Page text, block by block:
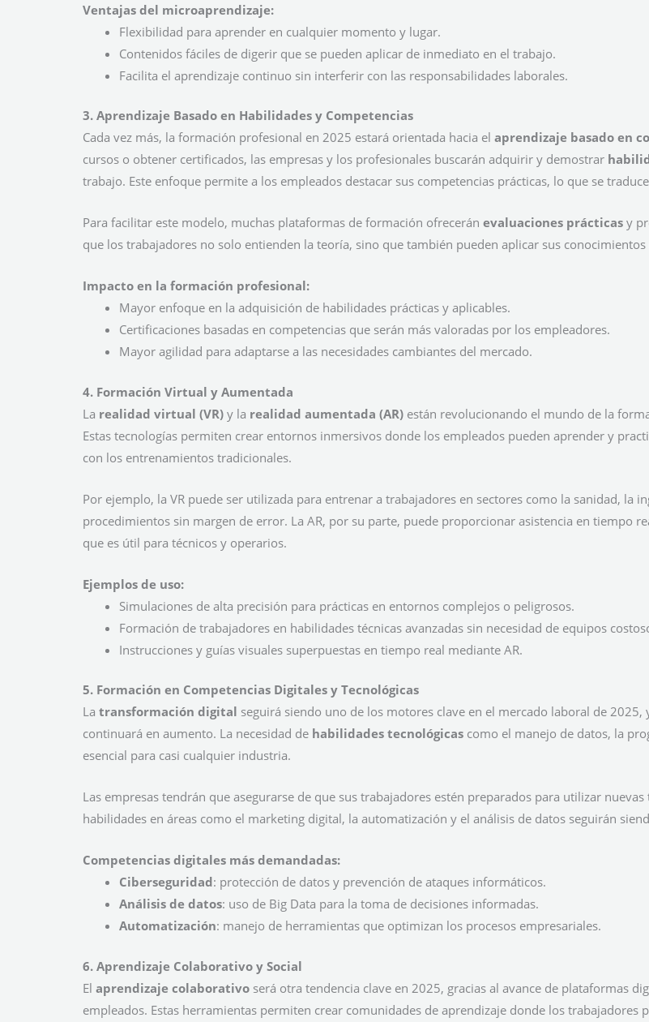
Ventajas del microaprendizaje:
Flexibilidad para aprender en cualquier momento y lugar.
Contenidos fáciles de digerir que se pueden aplicar de inmediato en el trabajo.
Facilita el aprendizaje continuo sin interferir con las responsabilidades laborales.
3. Aprendizaje Basado en Habilidades y Competencias
Cada vez más, la formación profesional en 2025 estará orientada hacia el aprendizaje basado en
cursos o obtener certificados, las empresas y los profesionales buscarán adquirir y demostrar
trabajo. Este enfoque permite a los empleados destacar sus competencias prácticas, lo que se
Para facilitar este modelo, muchas plataformas de formación ofrecerán evaluaciones prácticas y
que los trabajadores no solo entienden la teoría, sino que también pueden aplicar sus conocimientos
Impacto en la formación profesional:
Mayor enfoque en la adquisición de habilidades prácticas y aplicables.
Certificaciones basadas en competencias que serán más valoradas por los empleadores.
Mayor agilidad para adaptarse a las necesidades cambiantes del mercado.
4. Formación Virtual y Aumentada
La realidad virtual (VR) y la realidad aumentada (AR) están revolucionando el mundo de la
Estas tecnologías permiten crear entornos inmersivos donde los empleados pueden aprender y
con los entrenamientos tradicionales.
Por ejemplo, la VR puede ser utilizada para entrenar a trabajadores en sectores como la sanidad, la
procedimientos sin margen de error. La AR, por su parte, puede proporcionar asistencia en tiempo
que es útil para técnicos y operarios.
Ejemplos de uso:
Simulaciones de alta precisión para prácticas en entornos complejos o peligrosos.
Formación de trabajadores en habilidades técnicas avanzadas sin necesidad de equipos
Instrucciones y guías visuales superpuestas en tiempo real mediante AR.
5. Formación en Competencias Digitales y Tecnológicas
La transformación digital seguirá siendo uno de los motores clave en el mercado laboral de
continuará en aumento. La necesidad de habilidades tecnológicas como el manejo de datos, la
esencial para casi cualquier industria.
Las empresas tendrán que asegurarse de que sus trabajadores estén preparados para utilizar
habilidades en áreas como el marketing digital, la automatización y el análisis de datos seguirán
Competencias digitales más demandadas:
Ciberseguridad: protección de datos y prevención de ataques informáticos.
Análisis de datos: uso de Big Data para la toma de decisiones informadas.
Automatización: manejo de herramientas que optimizan los procesos empresariales.
6. Aprendizaje Colaborativo y Social
El aprendizaje colaborativo será otra tendencia clave en 2025, gracias al avance de plataformas
empleados. Estas herramientas permiten crear comunidades de aprendizaje donde los